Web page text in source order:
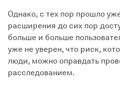
Однако, с тех пор прошло
расширения до сих пор
больше и больше
уже не уверен, что риск,
люди, можно оправдать
расследованием.